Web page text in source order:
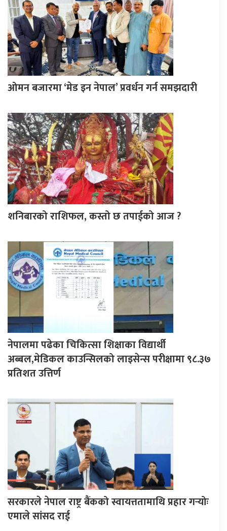
ओमन बजारमा ‘मेड इन नेपाल’ प्रवर्धन गर्न समझदारी
शनिबारको राशिफल, कस्तो छ तपाईको आज ?
नेपालमा पढेका चिकित्सा शिक्षाका विद्यार्थी
अब्बल,मेडिकल काउन्सिलको लाइसेन्स परीक्षामा ९८.३७
प्रतिशत उत्तिर्ण
सरकारले नेपाल राष्ट्र बैंकको स्वायत्ततामाथि प्रहार गर्‍योः
एमाले सांसद राई